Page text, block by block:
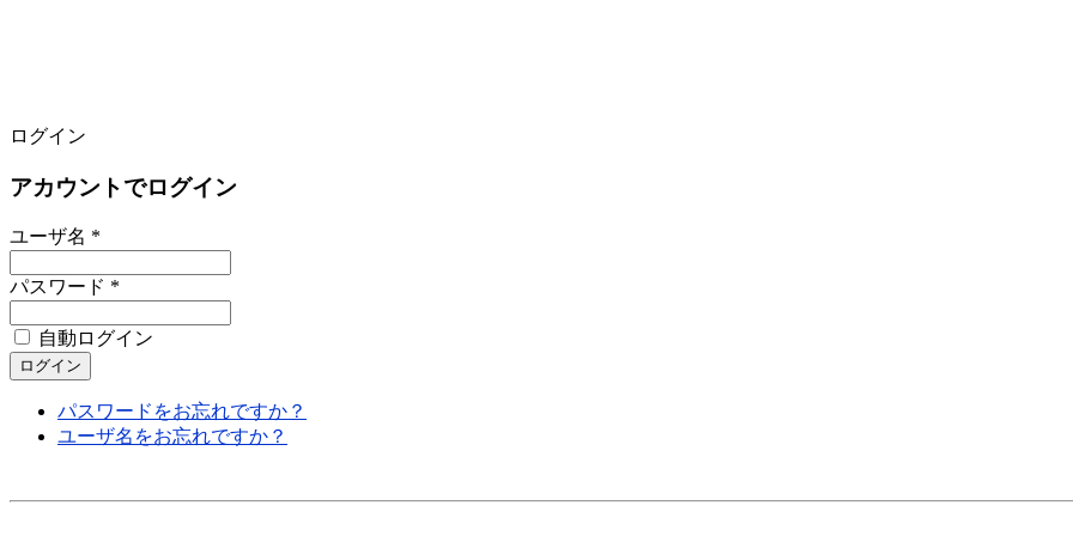
ログイン
アカウントでログイン
ユーザ名 *
パスワード *
自動ログイン
パスワードをお忘れですか？
ユーザ名をお忘れですか？